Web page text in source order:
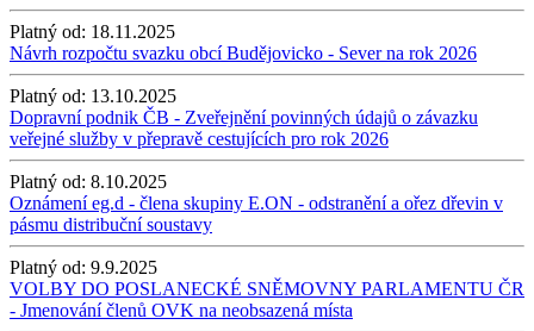
Platný od: 18.11.2025
Návrh rozpočtu svazku obcí Budějovicko - Sever na rok 2026
Platný od: 13.10.2025
Dopravní podnik ČB - Zveřejnění povinných údajů o závazku
veřejné služby v přepravě cestujících pro rok 2026
Platný od: 8.10.2025
Oznámení eg.d - člena skupiny E.ON - odstranění a ořez dřevin v
pásmu distribuční soustavy
Platný od: 9.9.2025
VOLBY DO POSLANECKÉ SNĚMOVNY PARLAMENTU ČR
- Jmenování členů OVK na neobsazená místa